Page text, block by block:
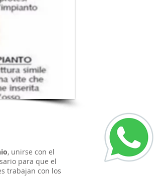
, unirse con el
para que el
trabajan con los